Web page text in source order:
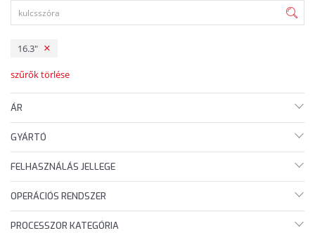
16.3"
szűrők törlése
ÁR
GYÁRTÓ
FELHASZNÁLÁS JELLEGE
OPERÁCIÓS RENDSZER
PROCESSZOR KATEGÓRIA